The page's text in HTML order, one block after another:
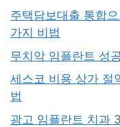
주택담보대출 통합
가지 비법
무치악 임플란트 성
세스코 비용 상가 절
법
광고 임플란트 치과